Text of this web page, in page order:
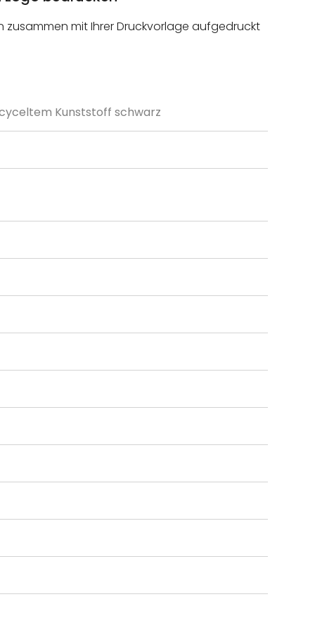
zusammen mit Ihrer Druckvorlage aufgedruckt
Kunststoff schwarz